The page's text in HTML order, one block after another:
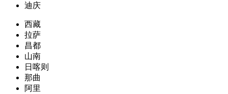
迪庆
西藏
拉萨
昌都
山南
日喀则
那曲
阿里